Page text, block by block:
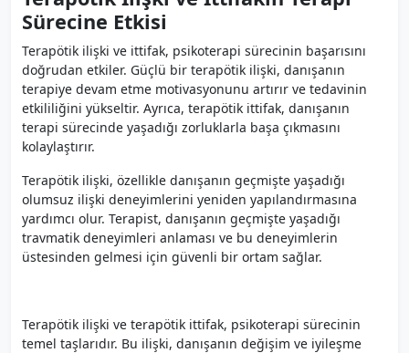
Sürecine Etkisi
Terapötik ilişki ve ittifak, psikoterapi sürecinin başarısını
doğrudan etkiler. Güçlü bir terapötik ilişki, danışanın
terapiye devam etme motivasyonunu artırır ve tedavinin
etkililiğini yükseltir. Ayrıca, terapötik ittifak, danışanın
terapi sürecinde yaşadığı zorluklarla başa çıkmasını
kolaylaştırır.
Terapötik ilişki, özellikle danışanın geçmişte yaşadığı
olumsuz ilişki deneyimlerini yeniden yapılandırmasına
yardımcı olur. Terapist, danışanın geçmişte yaşadığı
travmatik deneyimleri anlaması ve bu deneyimlerin
üstesinden gelmesi için güvenli bir ortam sağlar.
Terapötik ilişki ve terapötik ittifak, psikoterapi sürecinin
temel taşlarıdır. Bu ilişki, danışanın değişim ve iyileşme